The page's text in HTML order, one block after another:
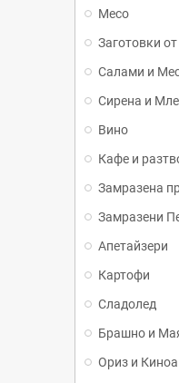
Месо
Заготовки
Салами и
Сирена и
Вино
Кафе и
Замразена
Замразени
Апетайзери
Картофи
Сладолед
Брашно и
Ориз и Киноа